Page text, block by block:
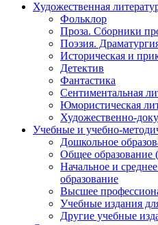
Художественная
Фольклор
Проза. Сборники
Поэзия.
Историческая и
Детектив
Фантастика
Сентиментальная
Юмористическая
Художественно-
Учебные и учебно-
Дошкольное
Общее образование
Начальное и
образование
Высшее
Учебные издания
Другие учебные